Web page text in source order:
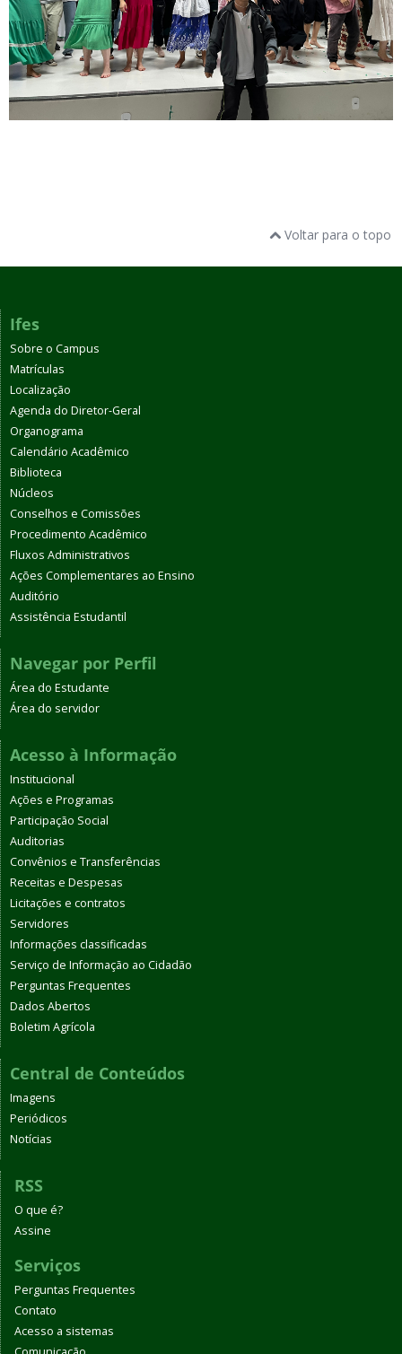
Voltar para o topo
Ifes
Sobre o Campus
Matrículas
Localização
Agenda do Diretor-Geral
Organograma
Calendário Acadêmico
Biblioteca
Núcleos
Conselhos e Comissões
Procedimento Acadêmico
Fluxos Administrativos
Ações Complementares ao Ensino
Auditório
Assistência Estudantil
Navegar por Perfil
Área do Estudante
Área do servidor
Acesso à Informação
Institucional
Ações e Programas
Participação Social
Auditorias
Convênios e Transferências
Receitas e Despesas
Licitações e contratos
Servidores
Informações classificadas
Serviço de Informação ao Cidadão
Perguntas Frequentes
Dados Abertos
Boletim Agrícola
Central de Conteúdos
Imagens
Periódicos
Notícias
RSS
O que é?
Assine
Serviços
Perguntas Frequentes
Contato
Acesso a sistemas